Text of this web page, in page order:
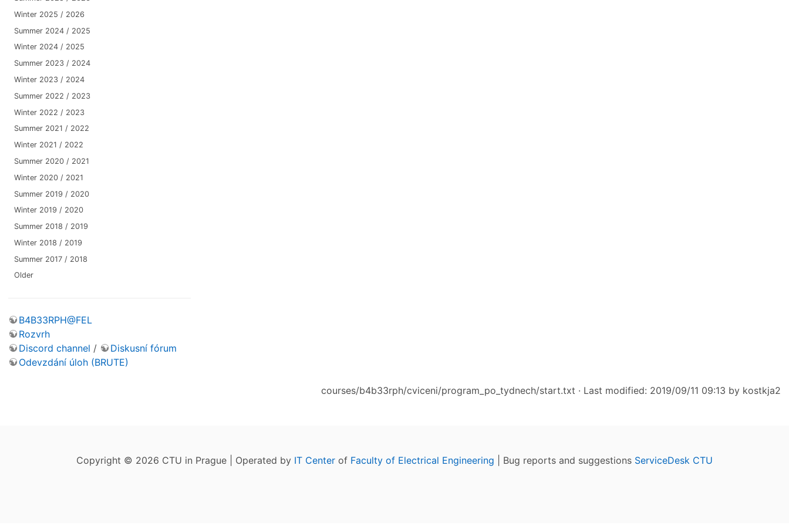
Winter 2025 / 2026
Summer 2024 / 2025
Winter 2024 / 2025
Summer 2023 / 2024
Winter 2023 / 2024
Summer 2022 / 2023
Winter 2022 / 2023
Summer 2021 / 2022
Winter 2021 / 2022
Summer 2020 / 2021
Winter 2020 / 2021
Summer 2019 / 2020
Winter 2019 / 2020
Summer 2018 / 2019
Winter 2018 / 2019
Summer 2017 / 2018
Older
B4B33RPH@FEL
Rozvrh
Discord channel /
Diskusní fórum
Odevzdání úloh (BRUTE)
courses/b4b33rph/cviceni/program_po_tydnech/start.txt · Last modified: 2019/09/11 09:13 by kostkja2
Copyright © 2026 CTU in Prague | Operated by IT Center of Faculty of Electrical Engineering | Bug reports and suggestions ServiceDesk CTU